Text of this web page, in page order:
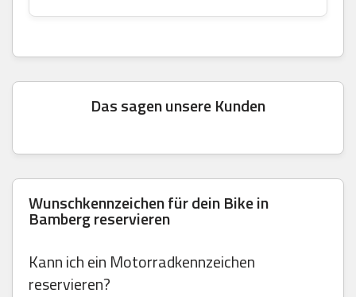
Das sagen unsere Kunden
Wunschkennzeichen für dein Bike in
Bamberg reservieren
Kann ich ein Motorradkennzeichen
reservieren?